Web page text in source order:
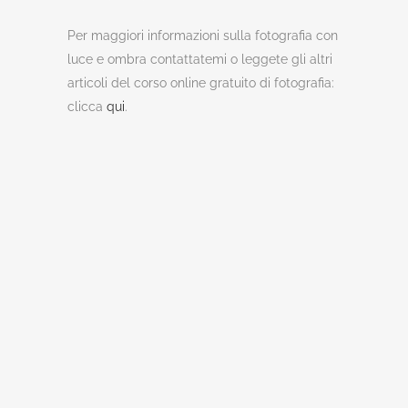
Per maggiori informazioni sulla fotografia con
luce e ombra contattatemi o leggete gli altri
articoli del corso online gratuito di fotografia:
clicca qui.